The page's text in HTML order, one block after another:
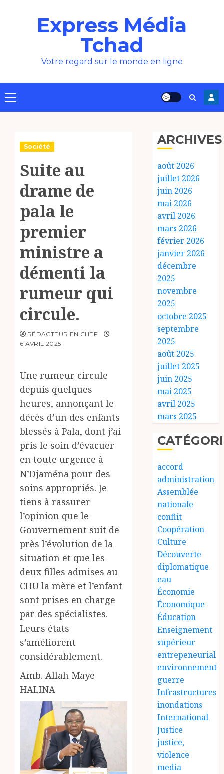
Express Média
Tchad
Votre regard sur le monde en ligne
Menu
principal
Société
Suite au
drame de
pala le
premier
ministre a
démenti la
rumeur qui
circule.
RÉDACTEUR EN CHEF
6 AVRIL 2025
Une rumeur circule
depuis quelques
heures, annonçant le
décès d’un des enfants
blessés à Pala, dont j’ai
pris le soin d’évacuer
en toute urgence à
N’Djaména pour des
soins appropriés. Je
tiens à rassurer
l’opinion que le
Gouvernement suit de
près l’évolution de la
situation et que les
deux filles admises au
CHU la mère et l’enfant
sont prises en charge
par des spécialistes.
Leurs états
s’améliorent
considérablement.
Amb. Allah Maye
HALINA
ARCHIVES
août 2026
juillet 2026
juin 2026
mai 2026
avril 2026
mars 2026
février 2026
janvier 2026
décembre
2025
novembre
2025
octobre 2025
septembre
2025
août 2025
juillet 2025
juin 2025
mai 2025
avril 2025
mars 2025
accord
administration
Assemblée
nationale
conflit
Coopération
Culture
Découverte
diplomatique
eau
Économie
Économique
Éducation
Enseignement
supérieur
entrepeneurial
environnement
guerre
Infrastructures
inondations
International
Justice
justice,
violence
media